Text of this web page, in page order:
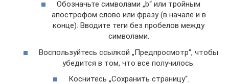
Обозначьте символами „b“ или тройным
апострофом слово или фразу (в начале и в
конце). Вводите теги без пробелов между
символами.
Воспользуйтесь ссылкой „Предпросмотр“, чтобы
убедится в том, что все получилось.
Коснитесь „Сохранить страницу“.